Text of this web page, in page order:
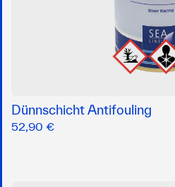
Dünnschicht Antifouling
52,90 €